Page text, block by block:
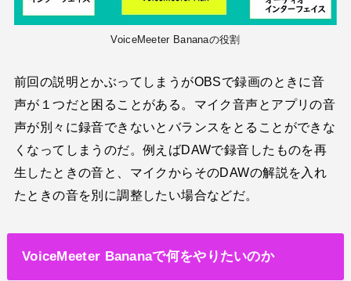
VoiceMeeter Bananaの役割
前回の説明とかぶってしまうがOBSで録画のときに音
声が１つだと困ることがある。マイク音声とアプリの音
声が別々に録音できないとバランスをとることができな
くなってしまうのだ。例えばDAWで録音したものを再
生したときの音と、マイクからそのDAWの解説を入れ
たときの音を別に調整したい場合などだ。
VoiceMeeter Bananaで何をやりたいのか